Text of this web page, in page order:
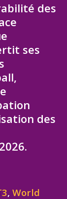
des
ses
des
,World